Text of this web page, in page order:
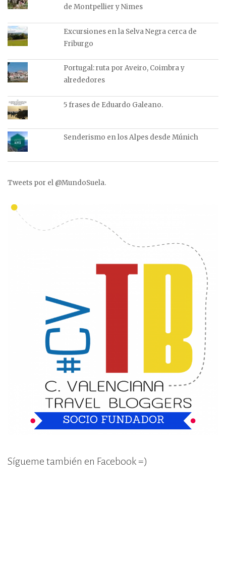
de Montpellier y Nimes
Excursiones en la Selva Negra cerca de
Friburgo
Portugal: ruta por Aveiro, Coimbra y
alrededores
5 frases de Eduardo Galeano.
Senderismo en los Alpes desde Múnich
Tweets por el @MundoSuela.
Sígueme también en Facebook =)